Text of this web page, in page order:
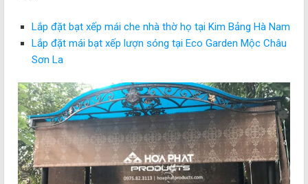
Lắp đặt bạt xếp mái che nhà thờ họ tại Kim Bảng Hà Nam
Lắp đặt mái bạt xếp lượn sóng tại Eco Garden Mộc Châu
Sơn La